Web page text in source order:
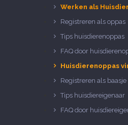
Werken als
Registreren als oppas
Tips huisdierenoppas
FAQ door
Huisdierenoppas
Registreren als baasje
Tips huisdiereigenaar
FAQ door